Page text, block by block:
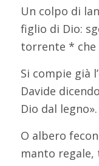
Un colpo di
figlio di Dio:
torrente * che
Si compie già
Davide
Dio dal legno».
O albero
manto